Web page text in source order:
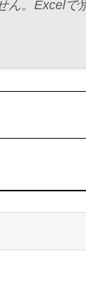
ん。Excel